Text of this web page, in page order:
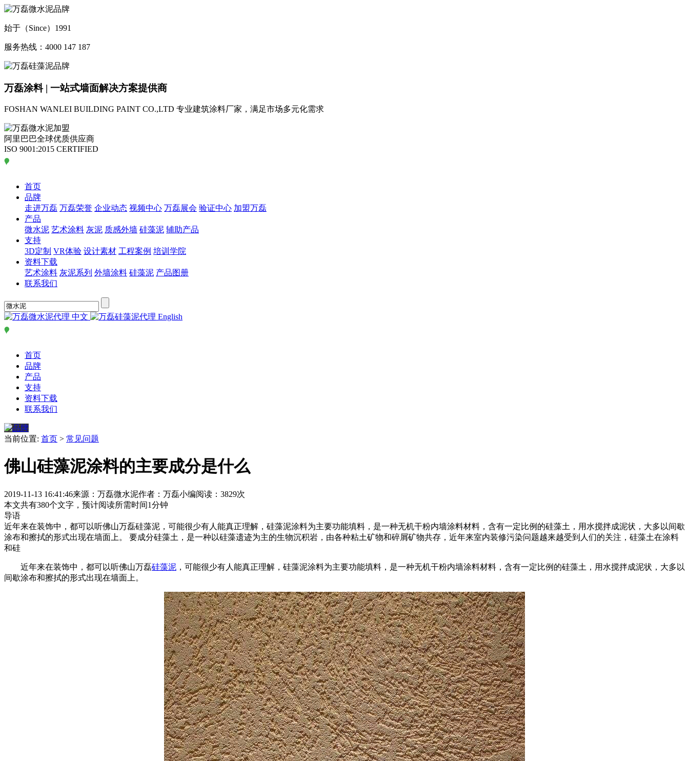
始于（Since）1991
服务热线：4000 147 187
万磊涂料 | 一站式墙面解决方案提供商
FOSHAN WANLEI BUILDING PAINT CO.,LTD 专业建筑涂料厂家，满足市场多元化需求
阿里巴巴全球优质供应商
ISO 9001:2015 CERTIFIED
首页
品牌
走进万磊 万磊荣誉 企业动态 视频中心 万磊展会 验证中心 加盟万磊
产品
微水泥 艺术涂料 灰泥 质感外墙 硅藻泥 辅助产品
支持
3D定制 VR体验 设计素材 工程案例 培训学院
资料下载
艺术涂料 灰泥系列 外墙涂料 硅藻泥 产品图册
联系我们
中文 English
首页
品牌
产品
支持
资料下载
联系我们
当前位置: 首页 > 常见问题
佛山硅藻泥涂料的主要成分是什么
2019-11-13 16:41:46来源：万磊微水泥作者：万磊小编阅读：3829次
本文共有380个文字，预计阅读所需时间1分钟
导语
近年来在装饰中，都可以听佛山万磊硅藻泥，可能很少有人能真正理解，硅藻泥涂料为主要功能填料，是一种无机干粉内墙涂料材料，含有一定比例的硅藻土，用水搅拌成泥状，大多以间歇
涂布和擦拭的形式出现在墙面上。 要成分硅藻土，是一种以硅藻遗迹为主的生物沉积岩，由各种粘土矿物和碎屑矿物共存，近年来室内装修污染问题越来越受到人们的关注，硅藻土在涂料
和硅
近年来在装饰中，都可以听佛山万磊硅藻泥 ，可能很少有人能真正理解，硅藻泥涂料为主要功能填料，是一种无机干粉内墙涂料材料，含有一定比例的硅藻土，用水搅拌成泥状，大多以
间歇涂布和擦拭的形式出现在墙面上。